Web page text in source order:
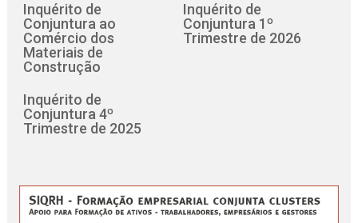
Inquérito de
Conjuntura ao
Comércio dos
Materiais de
Construção
Inquérito de
Conjuntura 1º
Trimestre de 2026
Inquérito de
Conjuntura 4º
Trimestre de 2025